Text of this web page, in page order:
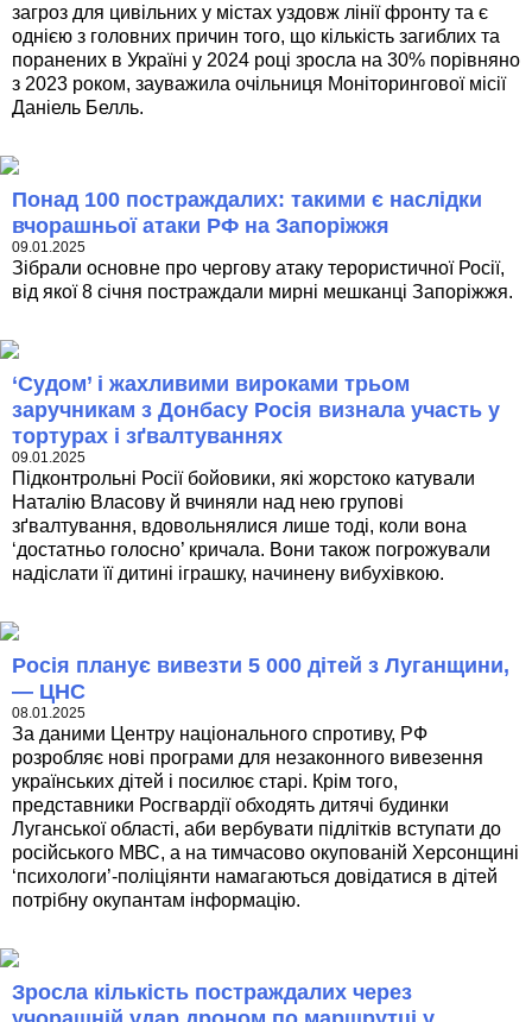
загроз для цивільних у містах уздовж лінії фронту та є
однією з головних причин того, що кількість загиблих та
поранених в Україні у 2024 році зросла на 30% порівняно
з 2023 роком, зауважила очільниця Моніторингової місії
Даніель Белль.
Понад 100 постраждалих: такими є наслідки
вчорашньої атаки РФ на Запоріжжя
09.01.2025
Зібрали основне про чергову атаку терористичної Росії,
від якої 8 січня постраждали мирні мешканці Запоріжжя.
‘Судом’ і жахливими вироками трьом
заручникам з Донбасу Росія визнала участь у
тортурах і зґвалтуваннях
09.01.2025
Підконтрольні Росії бойовики, які жорстоко катували
Наталію Власову й вчиняли над нею групові
зґвалтування, вдовольнялися лише тоді, коли вона
‘достатньо голосно’ кричала. Вони також погрожували
надіслати її дитині іграшку, начинену вибухівкою.
Росія планує вивезти 5 000 дітей з Луганщини,
— ЦНС
08.01.2025
За даними Центру національного спротиву, РФ
розробляє нові програми для незаконного вивезення
українських дітей і посилює старі. Крім того,
представники Росгвардії обходять дитячі будинки
Луганської області, аби вербувати підлітків вступати до
російського МВС, а на тимчасово окупованій Херсонщині
‘психологи’-поліціянти намагаються довідатися в дітей
потрібну окупантам інформацію.
Зросла кількість постраждалих через